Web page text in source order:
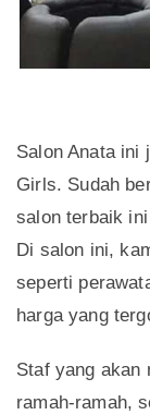
Salon Anata ini
Girls. Sudah
salon terbaik
Di salon ini,
seperti
harga yang
Staf yang akan
ramah-ramah,